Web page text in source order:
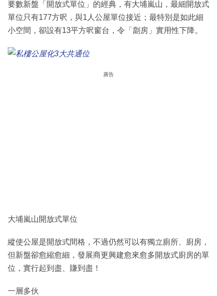
要數新盤「開放式單位」的經典，有大埔嵐山，最細開放式
單位只有177方呎，與1人公屋單位接近；最特別是如此細
小空間，卻設有13平方呎窗台，令「劏房」實用性下降。
廣告
大埔嵐山開放式單位
縱使公屋是開放式間格，不過仍然可以有獨立廁所、廚房，
但新盤卻愈縮愈細，發展商更興建愈來愈多開放式廚房的單
位，實行起到盡、賺到盡！
一層多伙